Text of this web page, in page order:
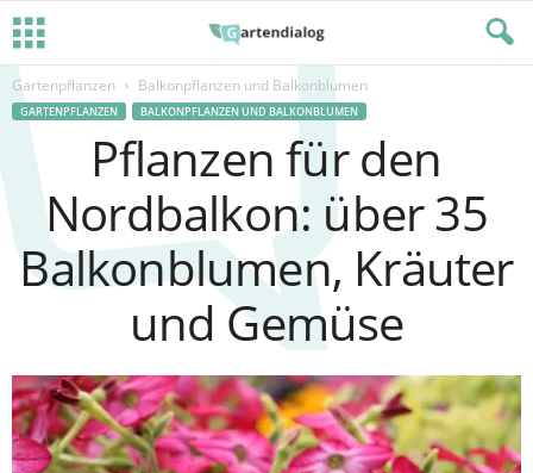
Gartenpflanzen Balkonpflanzen und Balkonblumen
GARTENPFLANZEN BALKONPFLANZEN UND BALKONBLUMEN
Pflanzen für den
Nordbalkon: über 35
Balkonblumen, Kräuter
und Gemüse